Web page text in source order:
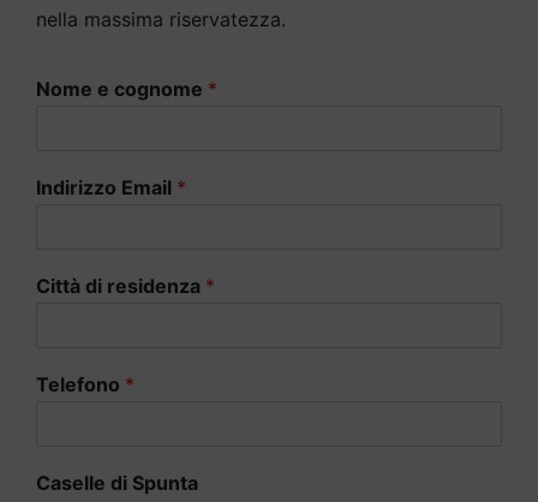
nella massima riservatezza.
Nome e cognome *
Indirizzo Email *
Città di residenza *
Telefono *
Caselle di Spunta